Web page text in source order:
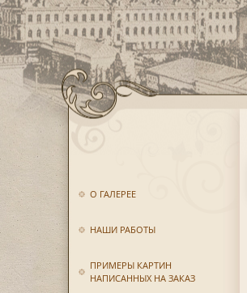
О ГАЛЕРЕЕ
НАШИ РАБОТЫ
ПРИМЕРЫ КАРТИН
НАПИСАННЫХ НА ЗАКАЗ